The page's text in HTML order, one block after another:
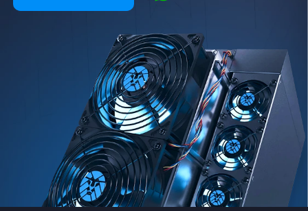
Заполните форму и мы свяжемся с вами в
Заказать звонок